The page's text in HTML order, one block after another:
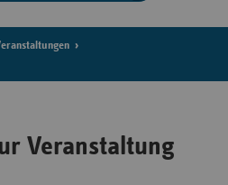
der
Veranstaltung